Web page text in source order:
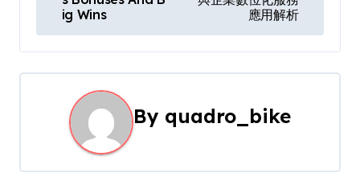
t
n
i
ig Wins
應用解析
By quadro_bike